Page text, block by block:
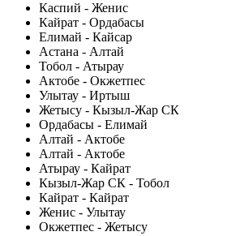
Каспий - Женис
Кайрат - Ордабасы
Елимай - Кайсар
Астана - Алтай
Тобол - Атырау
Актобе - Окжетпес
Улытау - Иртыш
Жетысу - Кызыл-Жар СК
Ордабасы - Елимай
Алтай - Актобе
Алтай - Актобе
Атырау - Кайрат
Кызыл-Жар СК - Тобол
Кайрат - Кайрат
Женис - Улытау
Окжетпес - Жетысу